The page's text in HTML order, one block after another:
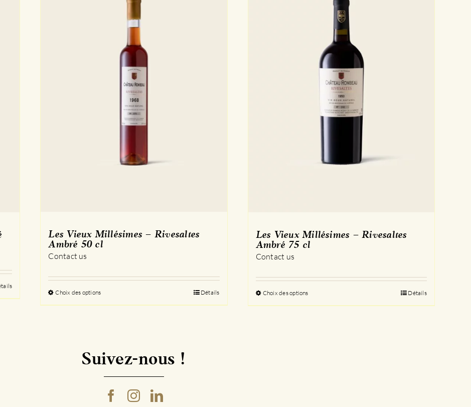
Les Vieux Millésimes – Rivesaltes
Ambré 50 cl
Contact us
Choix des optionsCe
produit
Les
options
peuvent
être
choisies
Détails
Les Vieux Millésimes – Rivesaltes
Ambré 75 cl
Contact us
Choix des optionsCe
produit
Détails
Suivez-nous !